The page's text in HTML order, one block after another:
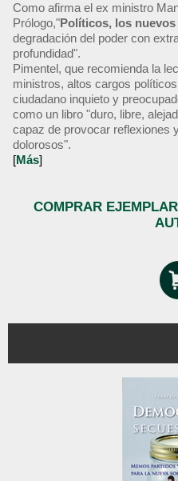
Como afirma el ex ministro
Prólogo,"Políticos, los nuevos
degradación del poder con
profundidad".
Pimentel, que recomienda la
ministros, altos cargos
ciudadano inquieto y
como un libro "duro, libre,
capaz de provocar reflexiones
dolorosos".
[Más]
COMPRAR